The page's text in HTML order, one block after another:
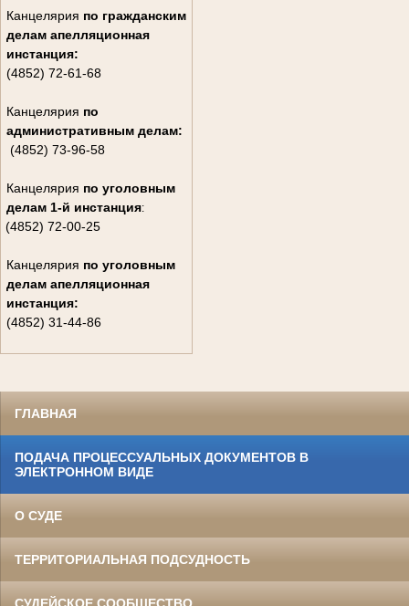
Канцелярия по гражданским
делам апелляционная
инстанция:
(4852) 72-61-68
Канцелярия по
административным делам:
(4852) 73-96-58
Канцелярия по уголовным
делам 1-й инстанция:
(4852) 72-00-25
Канцелярия по уголовным
делам апелляционная
инстанция:
(4852) 31-44-86
ГЛАВНАЯ
ПОДАЧА ПРОЦЕССУАЛЬНЫХ ДОКУМЕНТОВ В
ЭЛЕКТРОННОМ ВИДЕ
О СУДЕ
ТЕРРИТОРИАЛЬНАЯ ПОДСУДНОСТЬ